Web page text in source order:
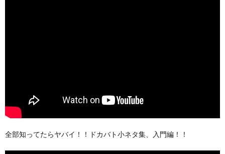
全部知ってたらヤバイ！！ドカバト小ネタ集、入門編！！